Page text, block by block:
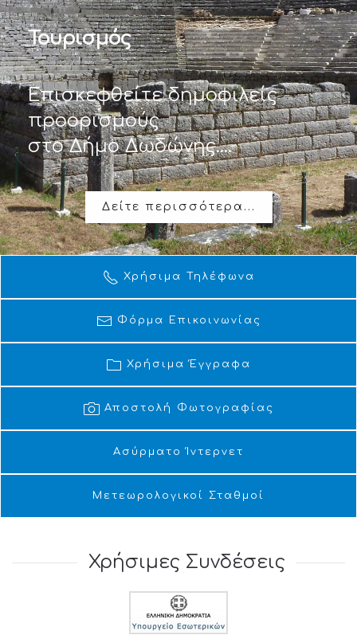
Τουρισμός
Επισκεφθείτε δημοφιλείς
προορισμούς
στο Δήμο Δωδώνης....
Δείτε περισσότερα...
Χρήσιμα Τηλέφωνα
Φόρμα Επικοινωνίας
Χρήσιμα Έγγραφα
Αποστολή Φωτογραφίας
Ασύρματο Ίντερνετ
Μετεωρολογικοί Σταθμοί
Χρήσιμες Συνδέσεις